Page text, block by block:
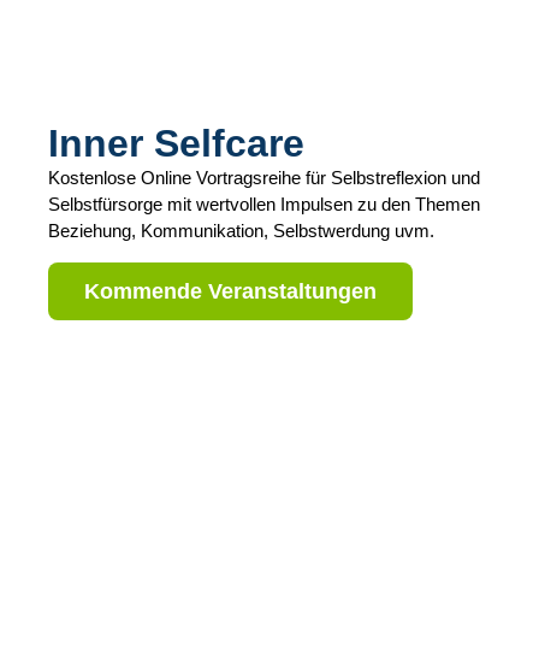
Inner Selfcare
Kostenlose Online Vortragsreihe für Selbstreflexion und
Selbstfürsorge mit wertvollen Impulsen zu den Themen
Beziehung, Kommunikation, Selbstwerdung uvm.
Kommende Veranstaltungen